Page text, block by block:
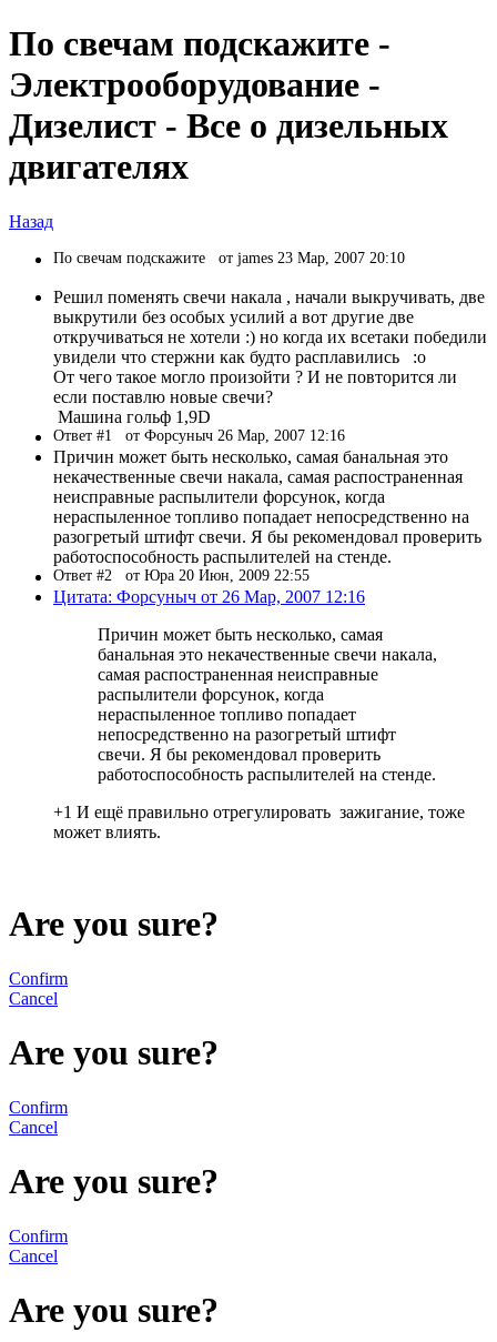
По свечам подскажите -
Электрооборудование -
Дизелист - Все о дизельных
двигателях
Назад
По свечам подскажите от james 23 Мар, 2007 20:10
Решил поменять свечи накала , начали выкручивать, две
выкрутили без особых усилий а вот другие две
откручиваться не хотели :) но когда их всетаки победили
увидели что стержни как будто расплавились :o
От чего такое могло произойти ? И не повторится ли
если поставлю новые свечи?
Машина гольф 1,9D
Ответ #1 от Форсуныч 26 Мар, 2007 12:16
Причин может быть несколько, самая банальная это
некачественные свечи накала, самая распостраненная
неисправные распылители форсунок, когда
нераспыленное топливо попадает непосредственно на
разогретый штифт свечи. Я бы рекомендовал проверить
работоспособность распылителей на стенде.
Ответ #2 от Юра 20 Июн, 2009 22:55
Цитата: Форсуныч от 26 Мар, 2007 12:16
Причин может быть несколько, самая
банальная это некачественные свечи накала,
самая распостраненная неисправные
распылители форсунок, когда
нераспыленное топливо попадает
непосредственно на разогретый штифт
свечи. Я бы рекомендовал проверить
работоспособность распылителей на стенде.
+1 И ещё правильно отрегулировать зажигание, тоже
может влиять.
Are you sure?
Confirm
Cancel
Are you sure?
Confirm
Cancel
Are you sure?
Confirm
Cancel
Are you sure?